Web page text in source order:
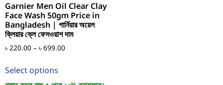
Garnier Men Oil Clear Clay
Face Wash 50gm Price in
Bangladesh | গার্নিয়ার অয়েল
ক্লিয়ার ক্লে ফেসওয়াশ দাম
৳ 220.00 – ৳ 699.00
Select options